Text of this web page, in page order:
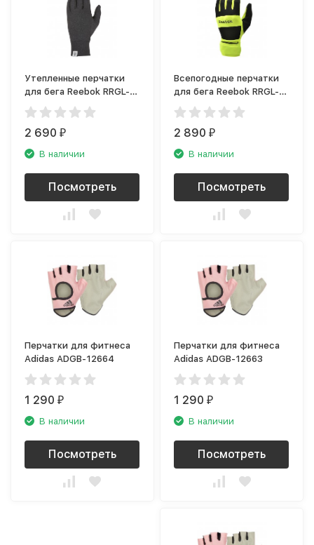
Утепленные перчатки
для бега Reebok RRGL-
12222
2 690₽
В наличии
Посмотреть
Всепогодные перчатки
для бега Reebok RRGL-
10133YL
2 890₽
В наличии
Посмотреть
Перчатки для фитнеса
Adidas ADGB-12664
1 290₽
В наличии
Посмотреть
Перчатки для фитнеса
Adidas ADGB-12663
1 290₽
В наличии
Посмотреть